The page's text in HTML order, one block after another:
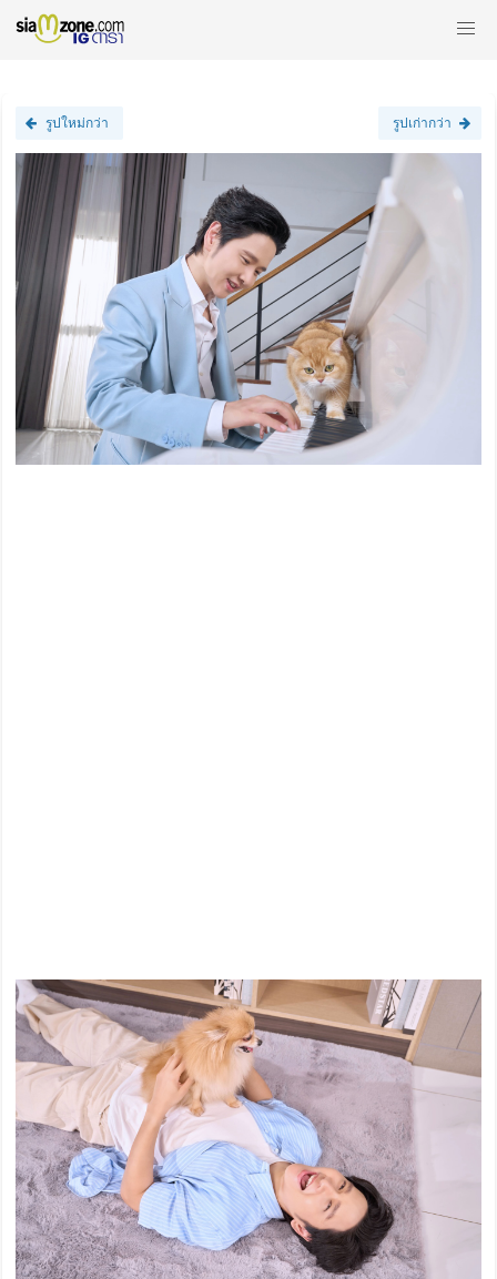
รูปใหม่กว่า รูปเก่ากว่า